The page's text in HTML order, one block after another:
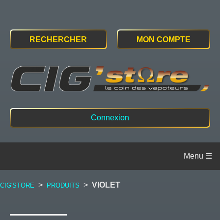
RECHERCHER MON COMPTE
Connexion
CIG'STORE > PRODUITS > VIOLET